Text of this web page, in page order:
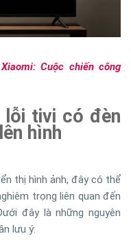
Cuộc chiến công
lỗi tivi có đèn
hình
thị hình ảnh, đây có thể
trọng liên quan đến
đây là những nguyên
lưu ý: